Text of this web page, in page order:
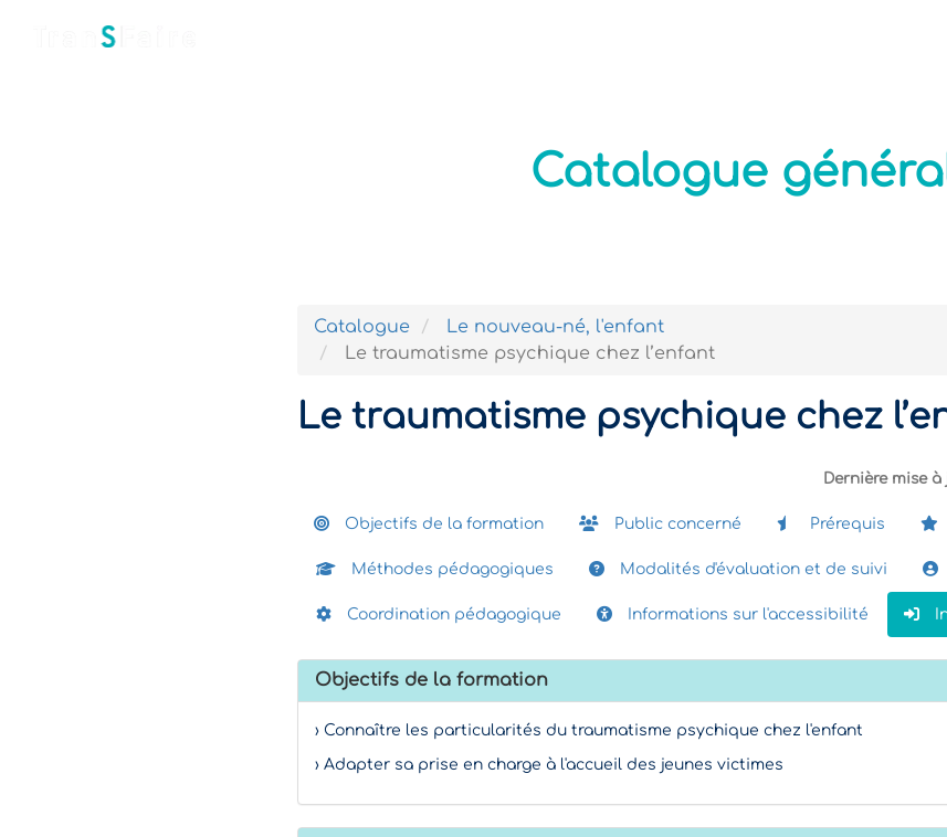
Catalogue
Catalogue
Le nouveau-né, l'enfant
Le traumatisme psychique chez l’enfant
Le traumatisme psychique chez
Dernière mise à
Objectifs de la formation Public concerné Prérequis
Méthodes pédagogiques Modalités d'évaluation et de suivi
Coordination pédagogique Informations sur l'accessibilité
Objectifs de la formation
› Connaître les particularités du traumatisme psychique chez l'enfant
› Adapter sa prise en charge à l'accueil des jeunes victimes